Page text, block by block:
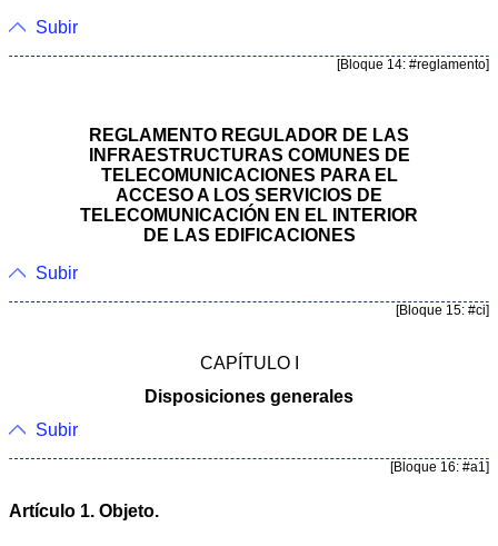
Subir
[Bloque 14: #reglamento]
REGLAMENTO REGULADOR DE LAS
INFRAESTRUCTURAS COMUNES DE
TELECOMUNICACIONES PARA EL
ACCESO A LOS SERVICIOS DE
TELECOMUNICACIÓN EN EL INTERIOR
DE LAS EDIFICACIONES
Subir
[Bloque 15: #ci]
CAPÍTULO I
Disposiciones generales
Subir
[Bloque 16: #a1]
Artículo 1. Objeto.